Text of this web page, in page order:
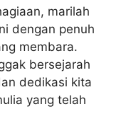
marilah
dengan penuh
membara.
bersejarah
dedikasi kita
yang telah